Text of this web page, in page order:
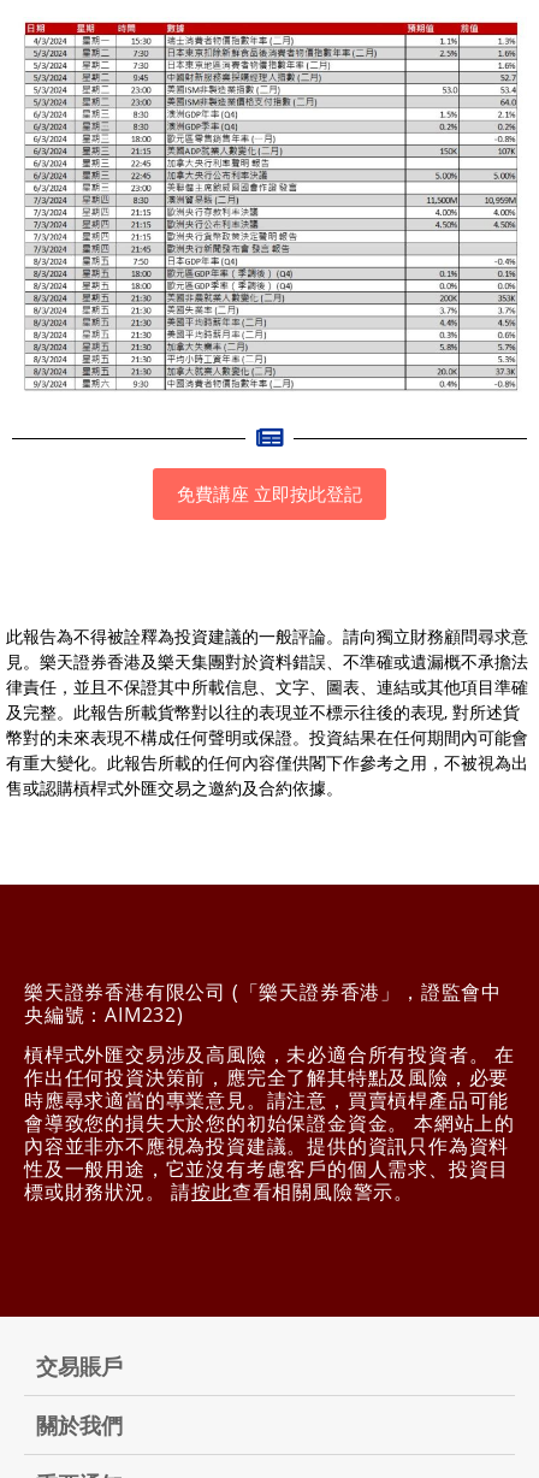
免費講座 立即按此登記
此報告為不得被詮釋為投資建議的一般評論。請向獨立財務顧問尋求意
見。樂天證券香港及樂天集團對於資料錯誤、不準確或遺漏概不承擔法
律責任，並且不保證其中所載信息、文字、圖表、連結或其他項目準確
及完整。此報告所載貨幣對以往的表現並不標示往後的表現, 對所述貨
幣對的未來表現不構成任何聲明或保證。投資結果在任何期間內可能會
有重大變化。此報告所載的任何內容僅供閣下作參考之用，不被視為出
售或認購槓桿式外匯交易之邀約及合約依據。
樂天證券香港有限公司 (「樂天證券香港」，證監會中
央編號：AIM232)
槓桿式外匯交易涉及高風險，未必適合所有投資者。 在
作出任何投資決策前，應完全了解其特點及風險，必要
時應尋求適當的專業意見。請注意，買賣槓桿產品可能
會導致您的損失大於您的初始保證金資金。 本網站上的
內容並非亦不應視為投資建議。提供的資訊只作為資料
性及一般用途，它並沒有考慮客戶的個人需求、投資目
標或財務狀況。 請按此查看相關風險警示。
交易賬戶
關於我們